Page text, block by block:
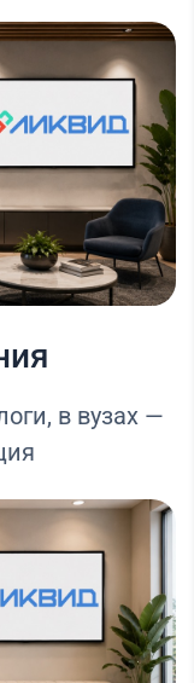
в вузах —